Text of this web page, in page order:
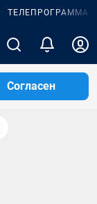
ТЕЛЕПРОГРАММА
Согласен